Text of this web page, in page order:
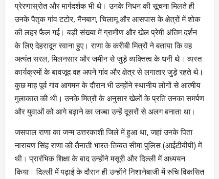
प्रेरणास्रोत और मार्गदर्शक भी थे। उनके निधन की सूचना मिलते ही
उनके पैतृक गांव टटोर, नैनबाग, चिलामू और आसपास के क्षेत्रों में शोक
की लहर फैल गई। बड़ी संख्या में ग्रामीण और खेल प्रेमी अंतिम दर्शन
के लिए देहरादून रवाना हुए। राणा के करीबी मित्रों ने बताया कि वह
अत्यंत सरल, मिलनसार और जमीन से जुड़े व्यक्तित्व के धनी थे। व्यस्त
कार्यक्रमों के बावजूद वह अपने गांव और क्षेत्र से लगातार जुड़े रहते थे।
कुछ माह पूर्व गांव आगमन के दौरान भी उन्होंने स्थानीय लोगों से आत्मीय
मुलाकात की थी। उनके मित्रों के अनुसार खेलों के प्रति उनका समर्पण
और युवाओं को आगे बढ़ाने का जज्बा उन्हें दूसरों से अलग बनाता था।
जसपाल राणा का जन्म उत्तरकाशी जिले में हुआ था, जहां उनके पिता
नारायण सिंह राणा की तैनाती भारत-तिब्बत सीमा पुलिस (आईटीबीपी) में
थी। प्रारंभिक शिक्षा के बाद उन्होंने मसूरी और दिल्ली में अध्ययन
किया। दिल्ली में पढ़ाई के दौरान ही उन्होंने निशानेबाजी में रुचि विकसित